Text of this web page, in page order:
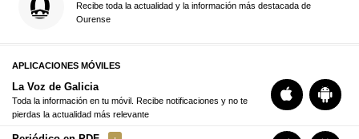
Recibe toda la actualidad y la información más destacada de
Ourense
APLICACIONES MÓVILES
La Voz de Galicia
Toda la información en tu móvil. Recibe notificaciones y no te
pierdas la actualidad más relevante